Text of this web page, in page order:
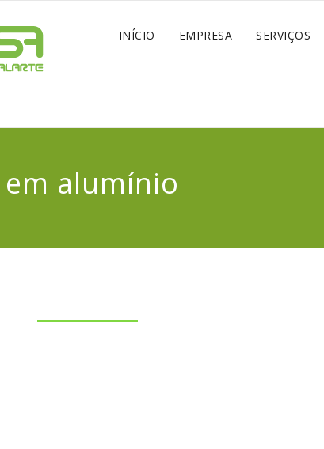
INÍCIO EMPRESA SERVIÇOS
alumínio